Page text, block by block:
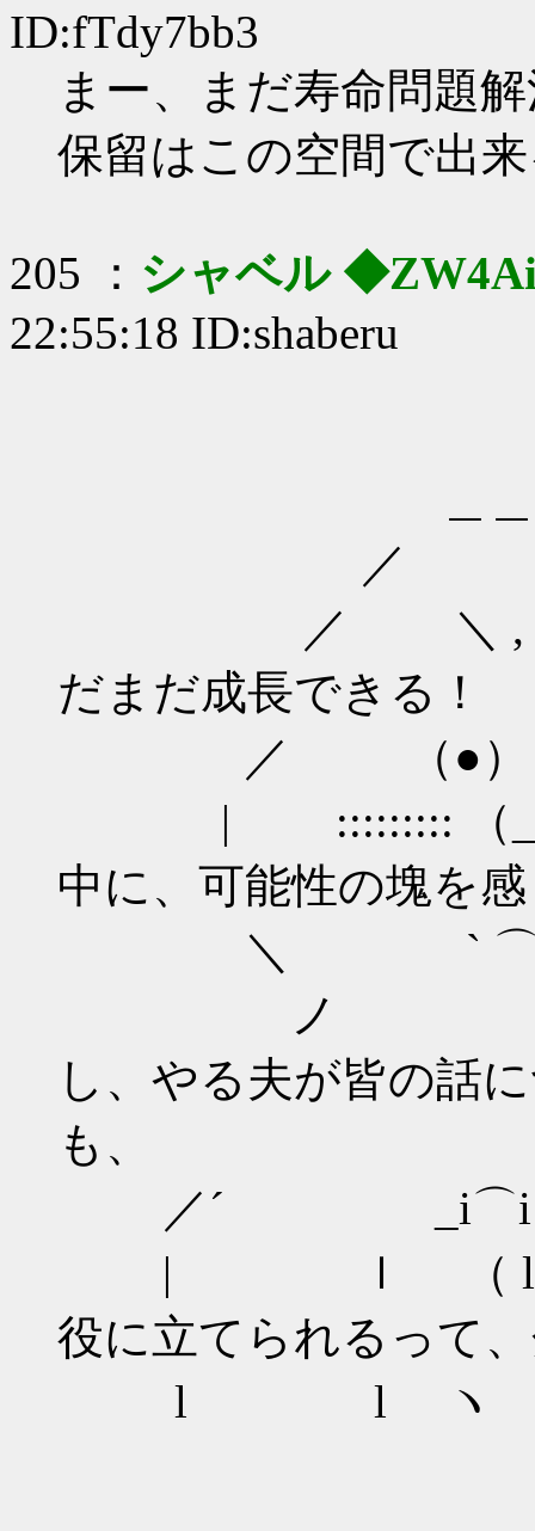
ID:fTdy7bb3
まー、まだ寿命問題
保留はこの空間で出
205 ： シャベル
22:55:18 ID:shaberu
／
／ ＼ , ,
だまだ成長できる！
／ （●）
| ::::::::: （__
中に、可能性の塊を
＼ ` ⌒ ´
ノ
し、やる夫が皆の話
も、
／´
| ｌ （ l
役に立てられるって
l l